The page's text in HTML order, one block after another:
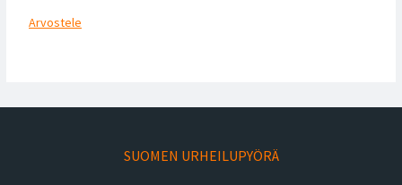
Arvostele
SUOMEN URHEILUPYÖRÄ